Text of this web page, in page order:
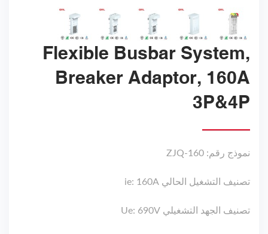
Flexible Busbar System,
Breaker Adaptor, 160A
3P&4P
نموذج رقم: ZJQ-160
تصنيف التشغيل الحالي ie: 160A
تصنيف الجهد التشغيلي Ue: 690V